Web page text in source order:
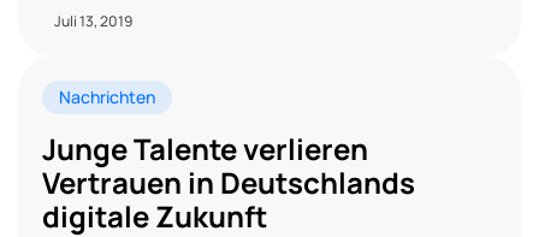
Juli 13, 2019
Nachrichten
Junge Talente verlieren
Vertrauen in Deutschlands
digitale Zukunft